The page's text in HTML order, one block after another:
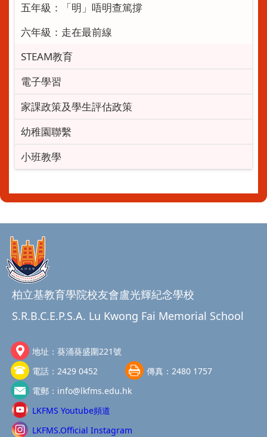
五年級：「明」唔明查篤撐
六年級：走在最前線
STEAM教育
電子學習
家課政策及學生評估政策
幼稚園聯繫
小班教學
柏立基教育學院校友會盧光輝紀念學校
S.R.B.C.E.P.S.A. Lu Kwong Fai Memorial School
地址： 葵涌葵盛圍221號
電話： 2429 0452 傳真： 2480 1757
電郵： info@lkfms.edu.hk
LKFMS Youtube頻道
LKFMS.Official Instagram